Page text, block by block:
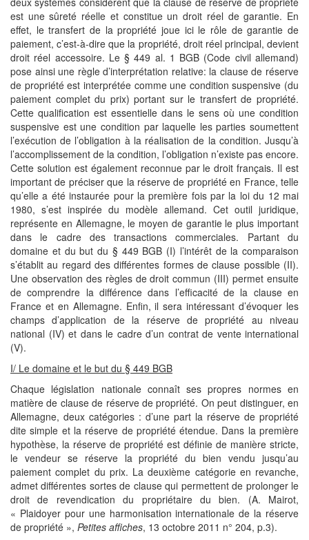
est une sûreté réelle et constitue un droit réel de garantie. En
effet, le transfert de la propriété joue ici le rôle de garantie de
paiement, c’est-à-dire que la propriété, droit réel principal, devient
droit réel accessoire. Le § 449 al. 1 BGB (Code civil allemand)
pose ainsi une règle d’interprétation relative: la clause de réserve
de propriété est interprétée comme une condition suspensive (du
paiement complet du prix) portant sur le transfert de propriété.
Cette qualification est essentielle dans le sens où une condition
suspensive est une condition par laquelle les parties soumettent
l’exécution de l’obligation à la réalisation de la condition. Jusqu’à
l’accomplissement de la condition, l’obligation n’existe pas encore.
Cette solution est également reconnue par le droit français. Il est
important de préciser que la réserve de propriété en France, telle
qu’elle a été instaurée pour la première fois par la loi du 12 mai
1980, s’est inspirée du modèle allemand. Cet outil juridique,
représente en Allemagne, le moyen de garantie le plus important
dans le cadre des transactions commerciales. Partant du
domaine et du but du § 449 BGB (I) l’intérêt de la comparaison
s’établit au regard des différentes formes de clause possible (II).
Une observation des règles de droit commun (III) permet ensuite
de comprendre la différence dans l’efficacité de la clause en
France et en Allemagne. Enfin, il sera intéressant d’évoquer les
champs d’application de la réserve de propriété au niveau
national (IV) et dans le cadre d’un contrat de vente international
(V).
I/ Le domaine et le but du § 449 BGB
Chaque législation nationale connaît ses propres normes en
matière de clause de réserve de propriété. On peut distinguer, en
Allemagne, deux catégories : d’une part la réserve de propriété
dite simple et la réserve de propriété étendue. Dans la première
hypothèse, la réserve de propriété est définie de manière stricte,
le vendeur se réserve la propriété du bien vendu jusqu’au
paiement complet du prix. La deuxième catégorie en revanche,
admet différentes sortes de clause qui permettent de prolonger le
droit de revendication du propriétaire du bien. (A. Mairot,
« Plaidoyer pour une harmonisation internationale de la réserve
de propriété », Petites affiches, 13 octobre 2011 n° 204, p.3).